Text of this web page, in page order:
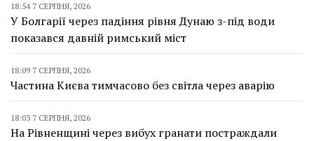
18:54 7 СЕРПНЯ, 2026
У Болгарії через падіння рівня Дунаю з-під води
показався давній римський міст
18:09 7 СЕРПНЯ, 2026
Частина Києва тимчасово без світла через аварію
18:03 7 СЕРПНЯ, 2026
На Рівненщині через вибух гранати постраждали